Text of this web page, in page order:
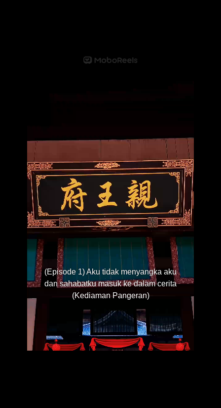
(Episode 1) Aku tidak menyangka aku
dan sahabatku masuk ke dalam cerita
(Kediaman Pangeran)